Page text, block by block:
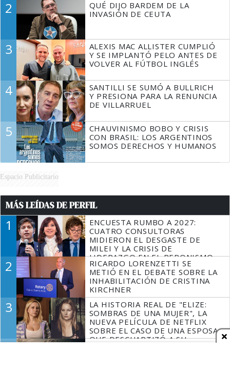
TIENE QUE HACER"
2
QUÉ DIJO BARDEM DE LA
INVASIÓN DE CEUTA
3
ALEXIS MAC ALLISTER CUMPLIÓ
Y SE IMPLANTÓ PELO ANTES DE
VOLVER AL FÚTBOL INGLÉS
4
SANTILLI SE SUMÓ A BULLRICH
Y PRESIONA PARA LA RENUNCIA
DE VILLARRUEL
5
CHAUVINISMO BOBO Y CRISIS
CON BRASIL: LOS ARGENTINOS
SOMOS DERECHOS Y HUMANOS
Espacio Publicitario
MÁS LEÍDAS DE PERFIL
1
ENCUESTA RUMBO A 2027:
CUATRO CONSULTORAS
MIDIERON EL DESGASTE DE
MILEI Y LA CRISIS DE
LIDERAZGO EN EL PERONISMO
2
RICARDO LORENZETTI SE
METIÓ EN EL DEBATE SOBRE LA
INHABILITACIÓN DE CRISTINA
KIRCHNER
3
LA HISTORIA REAL DE "ELIZE:
SOMBRAS DE UNA MUJER", LA
NUEVA PELÍCULA DE NETFLIX
SOBRE EL CASO DE UNA ESPOSA
QUE DESCUARTIZÓ A SU
TERCERA GUERRA MUNDIAL: LA